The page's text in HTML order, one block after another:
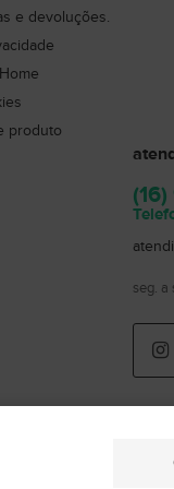
e devoluções.
produto
seg. a